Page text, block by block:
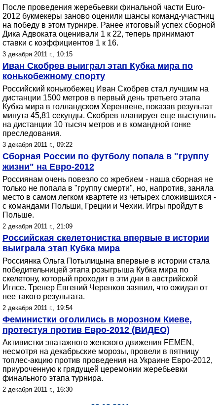
После проведения жеребьевки финальной части Euro-
2012 букмекеры заново оценили шансы команд-участниц
на победу в этом турнире. Ранее итоговый успех сборной
Дика Адвоката оценивали 1 к 22, теперь принимают
ставки с коэффициентов 1 к 16.
3 декабря 2011 г., 10:15
Иван Скобрев выиграл этап Кубка мира по
конькобежному спорту
Российский конькобежец Иван Скобрев стал лучшим на
дистанции 1500 метров в первый день третьего этапа
Кубка мира в голландском Херенвене, показав результат
минута 45,81 секунды. Скобрев планирует еще выступить
на дистанции 10 тысяч метров и в командной гонке
преследования.
3 декабря 2011 г., 09:22
Сборная России по футболу попала в "группу
жизни" на Евро-2012
Россиянам очень повезло со жребием - наша сборная не
только не попала в "группу смерти", но, напротив, заняла
место в самом легком квартете из четырех сложившихся -
с командами Польши, Греции и Чехии. Игры пройдут в
Польше.
2 декабря 2011 г., 21:09
Российская скелетонистка впервые в истории
выиграла этап Кубка мира
Россиянка Ольга Потылицына впервые в истории стала
победительницей этапа розыгрыша Кубка мира по
скелетону, который проходит в эти дни в австрийской
Иглсе. Тренер Евгений Черенков заявил, что ожидал от
нее такого результата.
2 декабря 2011 г., 19:54
Феминистки оголились в морозном Киеве,
протестуя против Евро-2012 (ВИДЕО)
Активистки эпатажного женского движения FEMEN,
несмотря на декабрьские морозы, провели в пятницу
топлес-акцию против проведения на Украине Евро-2012,
приуроченную к грядущей церемонии жеребьевки
финального этапа турнира.
2 декабря 2011 г., 16:30